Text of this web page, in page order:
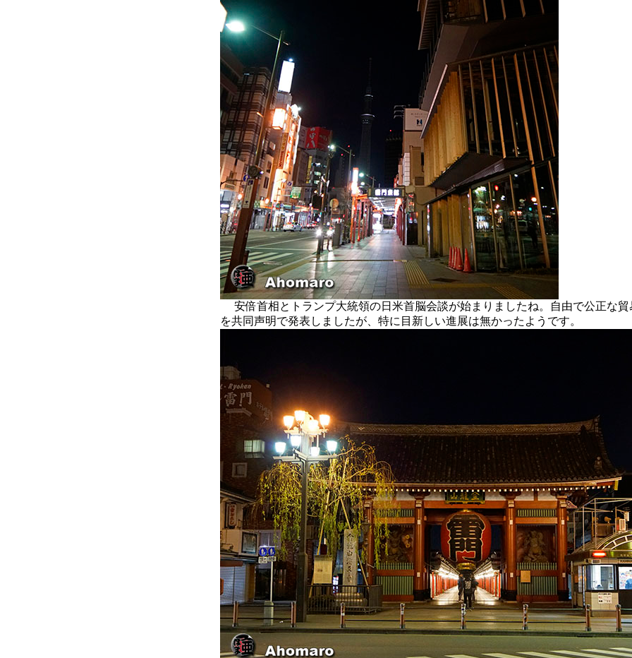
安倍首相とトランプ大統領の日米首脳会談が始まりましたね。自由で公正な貿
を共同声明で発表しましたが、特に目新しい進展は無かったようです。